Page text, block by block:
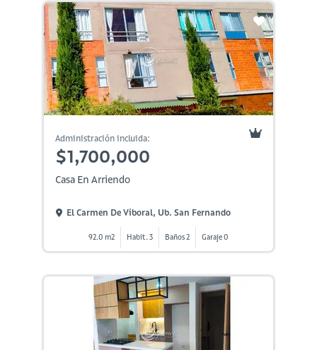
Administración incluida:
$1,700,000
Casa En Arriendo
El Carmen De Viboral, Ub. San Fernando
92.0 m2 Habit. 3 Baños 2 Garaje 0